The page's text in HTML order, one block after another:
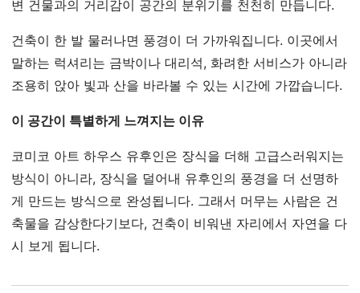
변 건물과의 거리감이 공간의 분위기를 천천히 만듭니다.
건축이 한 발 물러나면 풍경이 더 가까워집니다. 이곳에서
말하는 럭셔리는 금박이나 대리석, 화려한 서비스가 아니라
조용히 앉아 빛과 산을 바라볼 수 있는 시간에 가깝습니다.
이 공간이 특별하게 느껴지는 이유
코미코 아트 하우스 유후인은 장식을 더해 고급스러워지는
방식이 아니라, 장식을 덜어내 유후인의 풍경을 더 선명하
게 만드는 방식으로 완성됩니다. 그래서 머무는 사람은 건
축물을 감상한다기보다, 건축이 비워낸 자리에서 자연을 다
시 보게 됩니다.